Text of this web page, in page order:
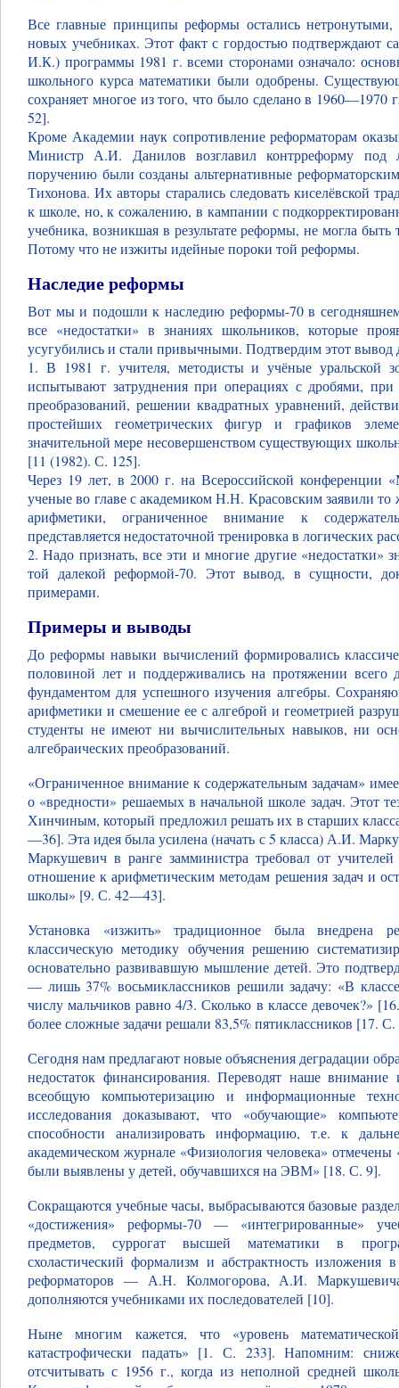
Все главные принципы реформы остались
новых учебниках. Этот факт с гордостью подтверждают
И.К.) программы 1981 г. всеми сторонами означало:
школьного курса математики были одобрены.
сохраняет многое из того, что было сделано в
52].
Кроме Академии наук сопротивление реформаторам
Министр А.И. Данилов возглавил контрреформу под
поручению были созданы альтернативные
Тихонова. Их авторы старались следовать киселёвской
к школе, но, к сожалению, в кампании с
учебника, возникшая в результате реформы, не могла
Потому что не изжиты идейные пороки той реформы.
Наследие реформы
Вот мы и подошли к наследию реформы-70 в сегодняшнем
все «недостатки» в знаниях школьников, которые
усугубились и стали привычными. Подтвердим этот вывод
1. В 1981 г. учителя, методисты и учёные уральской
испытывают затруднения при операциях с дробями,
преобразований, решении квадратных уравнений,
простейших геометрических фигур и графиков
значительной мере несовершенством существующих
[11 (1982). С. 125].
Через 19 лет, в 2000 г. на Всероссийской конференции
ученые во главе с академиком Н.Н. Красовским заявили
арифметики, ограниченное внимание к
представляется недостаточной тренировка в логических
2. Надо признать, все эти и многие другие «недостатки»
той далекой реформой-70. Этот вывод, в сущности,
примерами.
Примеры и выводы
До реформы навыки вычислений формировались
половиной лет и поддерживались на протяжении
фундаментом для успешного изучения алгебры.
арифметики и смешение ее с алгеброй и геометрией
студенты не имеют ни вычислительных навыков, ни
алгебраических преобразований.
«Ограниченное внимание к содержательным задачам»
о «вредности» решаемых в начальной школе задач. Этот
Хинчиным, который предложил решать их в старших
—36]. Эта идея была усилена (начать с 5 класса) А.И.
Маркушевич в ранге замминистра требовал от учителей
отношение к арифметическим методам решения задач и
школы» [9. С. 42—43].
Установка «изжить» традиционное была внедрена
классическую методику обучения решению
основательно развивавшую мышление детей. Это
— лишь 37% восьмиклассников решили задачу: «В
числу мальчиков равно 4/3. Сколько в классе девочек?»
более сложные задачи решали 83,5% пятиклассников [17.
Сегодня нам предлагают новые объяснения деградации
недостаток финансирования. Переводят наше
всеобщую компьютеризацию и информационные
исследования доказывают, что «обучающие»
способности анализировать информацию, т.е. к
академическом журнале «Физиология человека»
были выявлены у детей, обучавшихся на ЭВМ» [18. С. 9].
Сокращаются учебные часы, выбрасываются базовые
«достижения» реформы-70 — «интегрированные»
предметов, суррогат высшей математики в
схоластический формализм и абстрактность
реформаторов — А.Н. Колмогорова, А.И.
дополняются учебниками их последователей [10].
Ныне многим кажется, что «уровень
катастрофически падать» [1. С. 233]. Напомним:
отсчитывать с 1956 г., когда из неполной средней